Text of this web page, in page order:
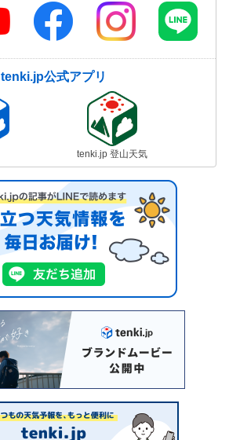
tenki.jp公式アプリ
tenki.jp 登山天気